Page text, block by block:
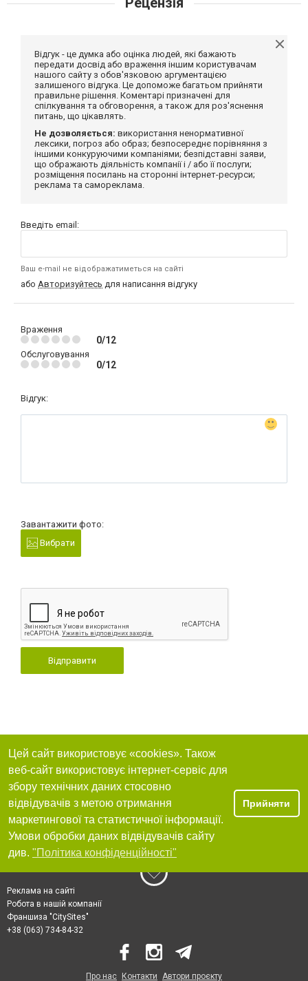
Відгук - це думка або оцінка людей, які бажають
передати досвід або враження іншим користувачам
нашого сайту з обов'язковою аргументацією
залишеного відгука. Це допоможе багатьом прийняти
правильне рішення. Коментарі призначені для
спілкування та обговорення, а також для роз'яснення
питань, що цікавлять.
Не дозволяється: використання ненормативної
лексики, погроз або образ; безпосереднє порівняння з
іншими конкуруючими компаніями; безпідставні заяви,
що ображають діяльність компанії і / або її послуги;
розміщення посилань на сторонні інтернет-ресурси;
реклама та самореклама.
Введіть email:
Ваш e-mail не відображатиметься на сайті
або Авторизуйтесь для написання відгуку
Враження
0/12
Обслуговування
0/12
Відгук:
Завантажити фото:
Вибрати
Відправити
Цей сайт використовує «cookies». Також
веб-сайт використовує інтернет-сервіс для
збору технічних даних стосовно
відвідувачів з метою отримання
маркетингової та статистичної інформації.
Умови обробки даних відвідувачів сайту
див. "Політика конфіденційності"
Прийняти
Реклама на сайті
Робота в нашій компанії
Франшиза "CitySites"
+38 (063) 734-84-32
Про нас Контакти Автори проєкту